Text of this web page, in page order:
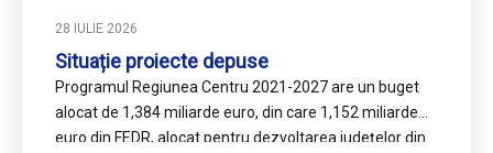
28 IULIE 2026
Situație proiecte depuse
Programul Regiunea Centru 2021-2027 are un buget
alocat de 1,384 miliarde euro, din care 1,152 miliarde
euro din FEDR, alocat pentru dezvoltarea județelor din